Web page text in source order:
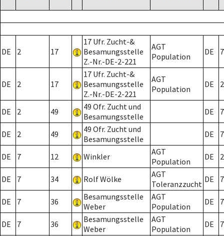
DE 2 17
17 Ufr. Zucht-&
Besamungsstelle
Z.-Nr.-DE-2-221
AGT
Population
DE 7
DE 2 17
17 Ufr. Zucht-&
Besamungsstelle
Z.-Nr.-DE-2-221
AGT
Population
DE 2
DE 2 49
49 Ofr. Zucht und
Besamungsstelle
DE 7
DE 2 49
49 Ofr. Zucht und
Besamungsstelle
DE 7
DE 7 12 Winkler
AGT
Population
DE 2
DE 7 34 Rolf Wölke
AGT
Toleranzzucht DE 7
DE 7 36
Besamungsstelle
Weber
AGT
Population
DE 7
DE 7 36
Besamungsstelle
Weber
AGT
Population
DE 7